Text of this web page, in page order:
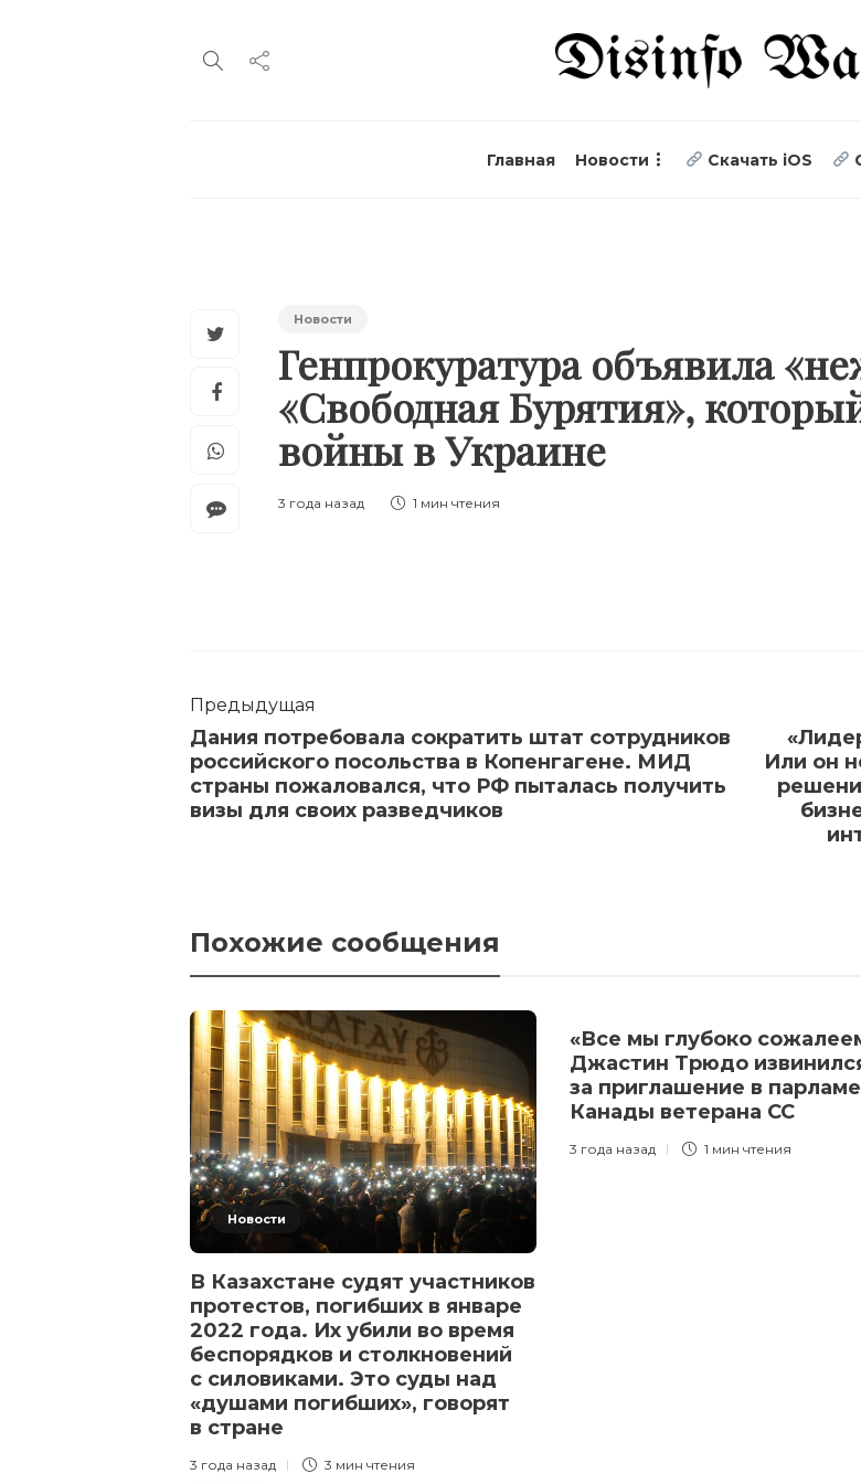
Главная Новости Скачать iOS
Новости
Генпрокуратура объявила
«Свободная Бурятия»,
войны в Украине
3 года назад 1 мин чтения
Предыдущая
Дания потребовала сократить штат сотрудников
российского посольства в Копенгагене. МИД
страны пожаловался, что РФ пыталась получить
визы для своих разведчиков
Или он
Похожие сообщения
Новости
В Казахстане судят участников
протестов, погибших в январе
2022 года. Их убили во время
беспорядков и столкновений
с силовиками. Это суды над
«душами погибших», говорят
в стране
3 года назад 3 мин чтения
«Все мы глубоко
Джастин Трюдо
за приглашение в
Канады ветерана СС
3 года назад 1 мин чтения